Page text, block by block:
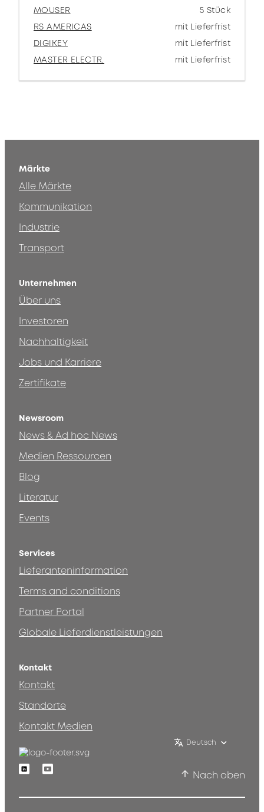
MOUSER
5 Stück
RS AMERICAS
mit Lieferfrist
DIGIKEY
mit Lieferfrist
MASTER ELECTR.
mit Lieferfrist
Märkte
Alle Märkte
Kommunikation
Industrie
Transport
Unternehmen
Über uns
Investoren
Nachhaltigkeit
Jobs und Karriere
Zertifikate
Newsroom
News & Ad hoc News
Medien Ressourcen
Blog
Literatur
Events
Services
Lieferanteninformation
Terms and conditions
Partner Portal
Globale Lieferdienstleistungen
Kontakt
Kontakt
Standorte
Kontakt Medien
Deutsch
LinkedinYoutube
Nach oben